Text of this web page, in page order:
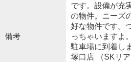
備考
です。設備が充
の物件。ニーズ
好な物件です。
っちゃいますよ
駐車場に到着し
塚口店 （SKリ